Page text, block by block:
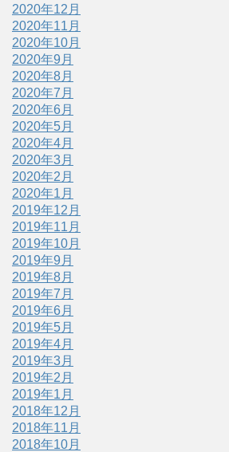
2020年12月
2020年11月
2020年10月
2020年9月
2020年8月
2020年7月
2020年6月
2020年5月
2020年4月
2020年3月
2020年2月
2020年1月
2019年12月
2019年11月
2019年10月
2019年9月
2019年8月
2019年7月
2019年6月
2019年5月
2019年4月
2019年3月
2019年2月
2019年1月
2018年12月
2018年11月
2018年10月